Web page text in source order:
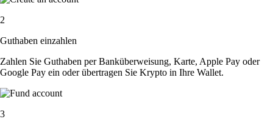
2
Guthaben einzahlen
Zahlen Sie Guthaben per Banküberweisung, Karte, Apple Pay oder
Google Pay ein oder übertragen Sie Krypto in Ihre Wallet.
3